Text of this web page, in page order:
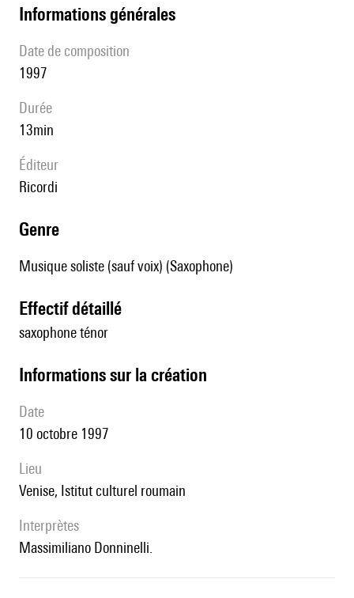
informations générales
date de composition
1997
durée
13min
éditeur
Ricordi
genre
Musique soliste (sauf voix) (Saxophone)
effectif détaillé
saxophone ténor
informations sur la création
date
10 octobre 1997
lieu
Venise, Istitut culturel roumain
interprètes
Massimiliano Donninelli.